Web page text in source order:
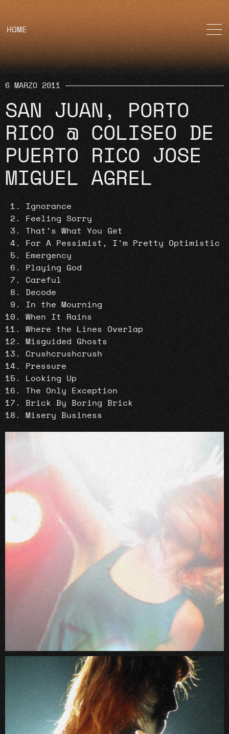
HOME
6 MARZO 2011
SAN JUAN, PORTO
RICO @ COLISEO DE
PUERTO RICO JOSE
MIGUEL AGREL
Ignorance
Feeling Sorry
That’s What You Get
For A Pessimist, I’m Pretty Optimistic
Emergency
Playing God
Careful
Decode
In the Mourning
When It Rains
Where the Lines Overlap
Misguided Ghosts
Crushcrushcrush
Pressure
Looking Up
The Only Exception
Brick By Boring Brick
Misery Business